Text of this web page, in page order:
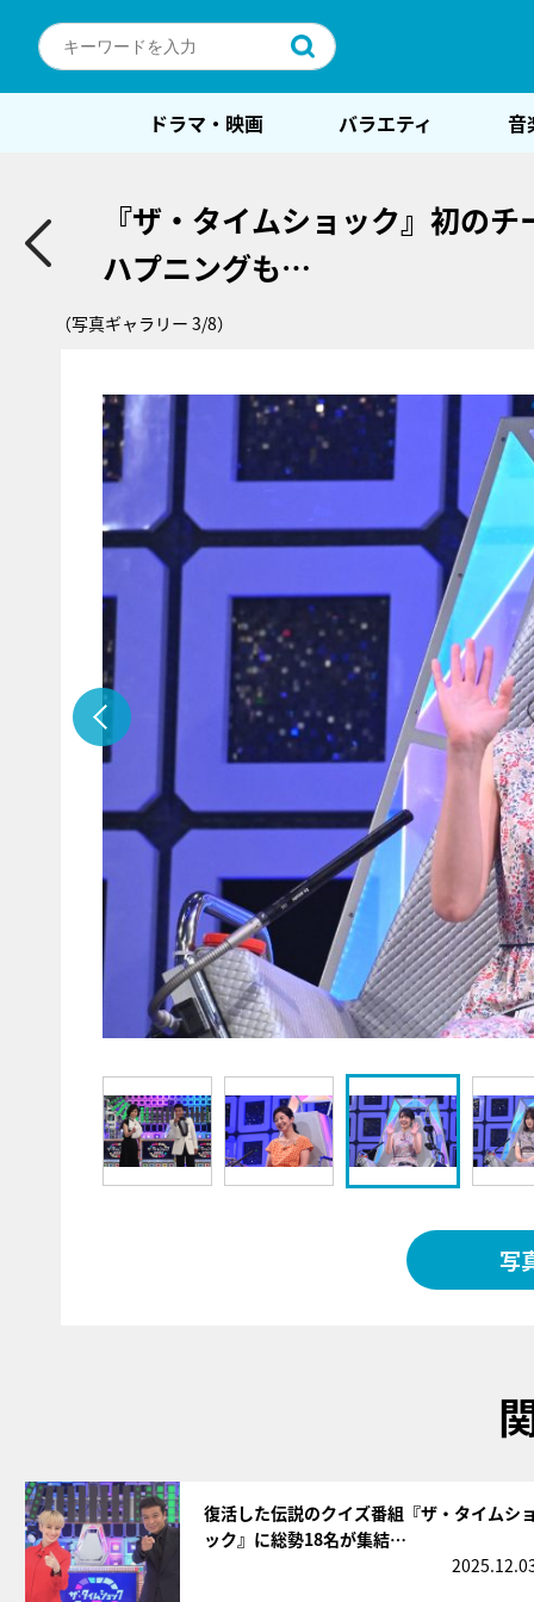
ドラマ・映画 バラエティ 音
『ザ・タイムショック』初の
ハプニングも…
（写真ギャラリー 3/8）
写
復活した伝説のクイズ番組『ザ・タイムシ
ック』に総勢18名が集結…